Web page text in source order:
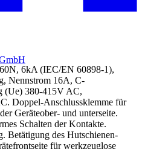
6kA (IEC/EN 60898-1),
Nennstrom 16A, C-
(Ue) 380-415V AC,
Doppel-Anschlussklemme für
Geräteober- und unterseite.
Schalten der Kontakte.
Betätigung des Hutschienen-
für werkzeuglose